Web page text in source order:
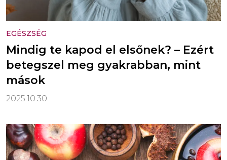
EGÉSZSÉG
Mindig te kapod el elsőnek? – Ezért
betegszel meg gyakrabban, mint
mások
2025.10.30.